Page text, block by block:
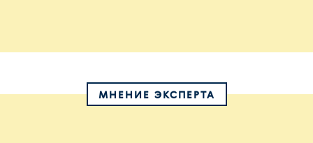
МНЕНИЕ ЭКСПЕРТА